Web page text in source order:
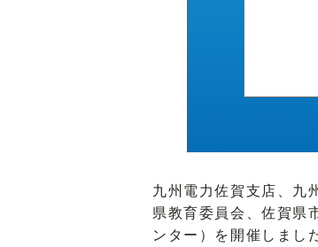
九州電力佐賀支店、九
県教育委員会、佐賀県
ンター）を開催しまし